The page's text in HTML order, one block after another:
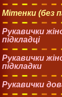
Мітенки (без
Рукавички
підкладці
Рукавички
підкладки
Рукавички